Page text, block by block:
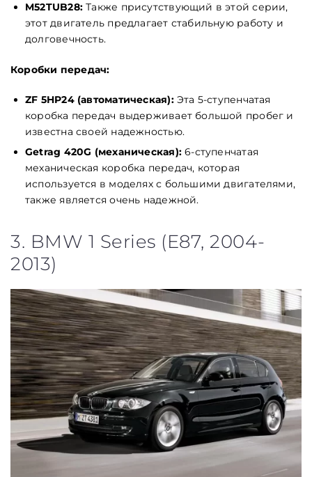
M52TUB28:Также присутствующий в этой серии,
этот двигатель предлагает стабильную работу и
долговечность.
Коробки передач:
ZF 5HP24 (автоматическая):Эта 5-ступенчатая
коробка передач выдерживает большой пробег и
известна своей надежностью.
Getrag 420G (механическая):6-ступенчатая
механическая коробка передач, которая
используется в моделях с большими двигателями,
также является очень надежной.
3. BMW 1 Series (E87, 2004-
2013)